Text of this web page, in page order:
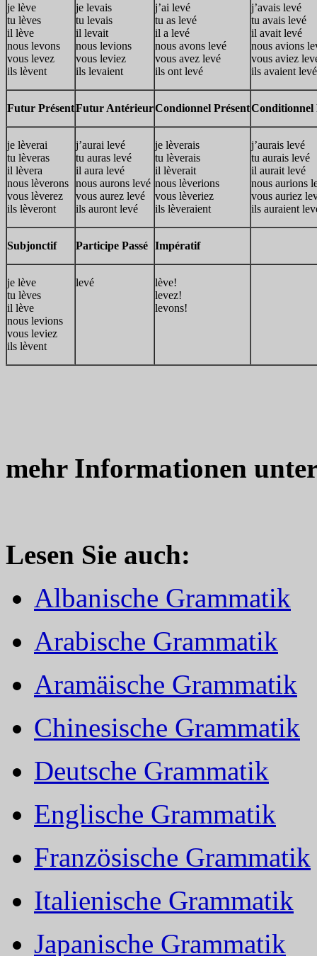
je lève
tu lèves
il lève
nous levons
vous levez
ils lèvent
je levais
tu levais
il levait
nous levions
vous leviez
ils levaient
j’ai levé
tu as levé
il a levé
nous avons levé
vous avez levé
ils ont levé
j’avais levé
tu avais levé
il avait levé
nous avions
vous aviez
ils avaient levé
Futur PrésentFutur AntérieurCondionnel PrésentConditionnel
je lèverai
tu lèveras
il lèvera
nous lèverons
vous lèverez
ils lèveront
j’aurai levé
tu auras levé
il aura levé
nous aurons levé
vous aurez levé
ils auront levé
je lèverais
tu lèverais
il lèverait
nous lèverions
vous lèveriez
ils lèveraient
j’aurais levé
tu aurais levé
il aurait levé
nous aurions
vous auriez
ils auraient
Subjonctif Participe Passé Impératif
je lève
tu lèves
il lève
nous levions
vous leviez
ils lèvent
levé
lève!
levez!
levons!
mehr Informationen
Lesen Sie auch:
Albanische Grammatik
Arabische Grammatik
Aramäische Grammatik
Chinesische Grammatik
Deutsche Grammatik
Englische Grammatik
Französische Grammatik
Italienische Grammatik
Japanische Grammatik